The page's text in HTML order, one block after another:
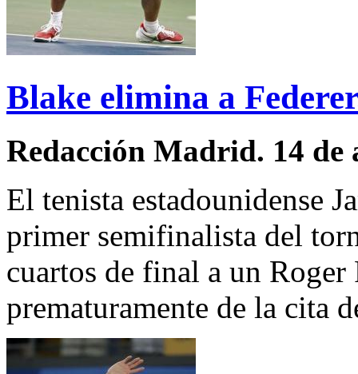
Blake elimina a
Redacción Madrid. 14 de
El tenista estadounidense
primer semifinalista del
cuartos de final a un Roger
prematuramente de la cita